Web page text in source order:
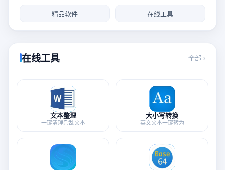
精品软件 在线工具
在线工具 全部 ›
文本整理
一键清理杂乱文本
大小写转换
英文文本一键转为